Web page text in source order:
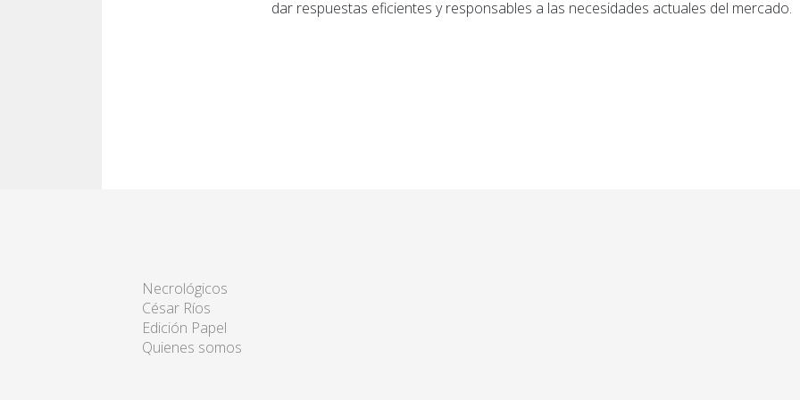
dar respuestas eficientes y responsables a las necesidades actuales del mercado.
Necrológicos
César Ríos
Edición Papel
Quienes somos